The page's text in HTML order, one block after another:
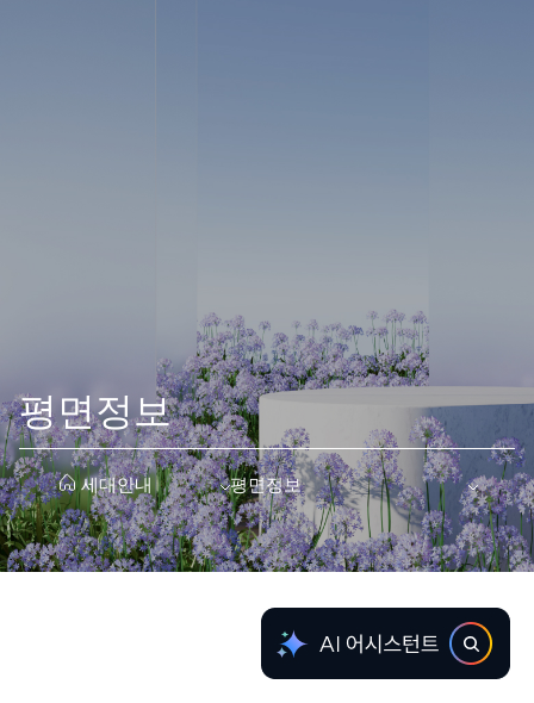
평면정보
세대안내 평면정보